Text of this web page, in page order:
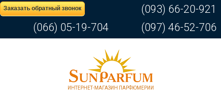
Заказать обратный звонок
(093) 66-20-921
(066) 05-19-704
(097) 46-52-706
ИНТЕРНЕТ-МАГАЗИН ПАРФЮМЕРИИ